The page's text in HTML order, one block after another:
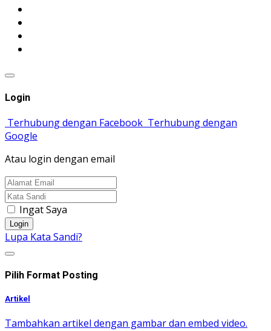
Login
Terhubung dengan Facebook Terhubung dengan
Google
Atau login dengan email
Ingat Saya
Login
Lupa Kata Sandi?
Pilih Format Posting
Artikel
Tambahkan artikel dengan gambar dan embed video.